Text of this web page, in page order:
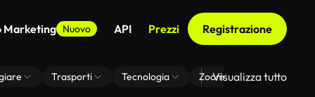
Marketing Nuovo API Prezzi Registrazione
Trasporti Tecnologia Zoom Di Sfondo Virtuale
Visualizza tutto